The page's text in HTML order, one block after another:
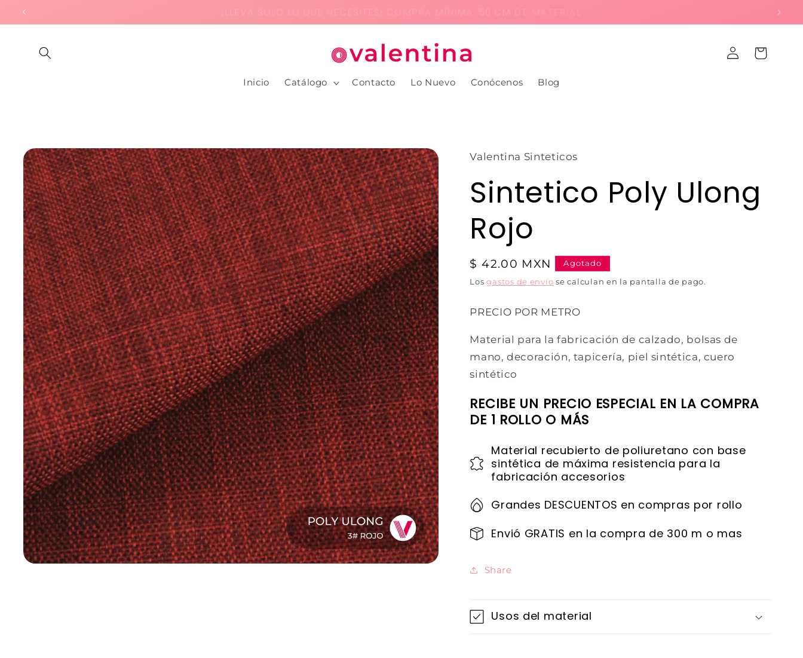
directamente
al contenido
Inicio Catálogo Contacto Lo Nuevo Conócenos Blog
Iniciar
sesión
Carrito
directamente
a la
información
del producto
Valentina Sinteticos
Sintetico Poly Ulong
Rojo
$ 42.00 MXN Agotado
Losgastos de envío se calculan en la pantalla de pago.
PRECIO POR METRO
Material para la fabricación de calzado, bolsas de
mano, decoración, tapicería, piel sintética, cuero
sintético
RECIBE UN PRECIO ESPECIAL EN LA COMPRA
DE 1 ROLLO O MÁS
Material recubierto de poliuretano con base
sintética de máxima resistencia para la
fabricación accesorios
Grandes DESCUENTOS en compras por rollo
Envió GRATIS en la compra de 300 m o mas
Share
Usos del material